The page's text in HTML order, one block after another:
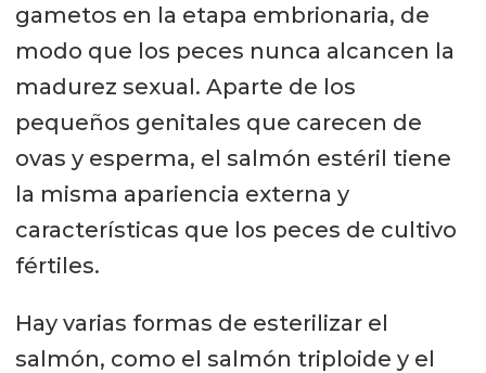
gametos en la etapa embrionaria, de
modo que los peces nunca alcancen la
madurez sexual. Aparte de los
pequeños genitales que carecen de
ovas y esperma, el salmón estéril tiene
la misma apariencia externa y
características que los peces de cultivo
fértiles.
Hay varias formas de esterilizar el
salmón, como el salmón triploide y el